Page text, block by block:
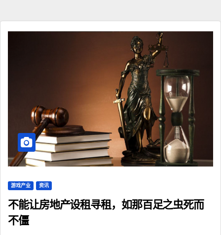
游戏产业 资讯
不能让房地产设租寻租，如那百足之虫死而
不僵